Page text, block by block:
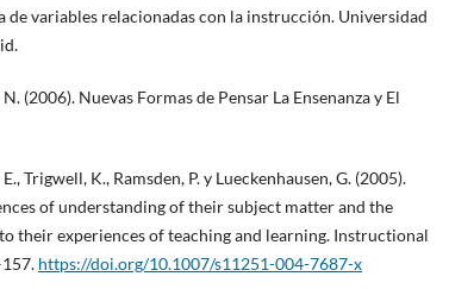
de variables relacionadas con la instrucción. Universidad
N. (2006). Nuevas Formas de Pensar La Ensenanza y El
Trigwell, K., Ramsden, P. y Lueckenhausen, G. (2005).
of understanding of their subject matter and the
their experiences of teaching and learning. Instructional
https://doi.org/10.1007/s11251-004-7687-x